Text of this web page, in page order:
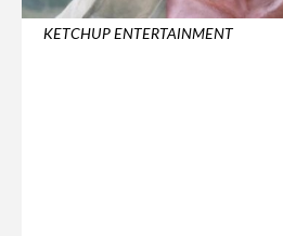
KETCHUP ENTERTAINMENT